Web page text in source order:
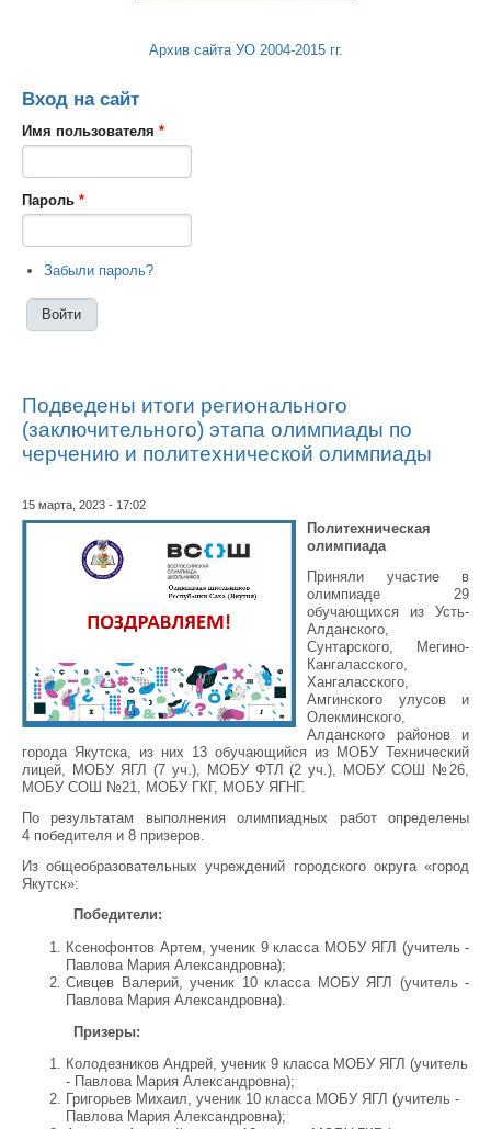
Архив сайта УО 2004-2015 гг.
Вход на сайт
Имя пользователя *
Пароль *
Забыли пароль?
Подведены итоги регионального
(заключительного) этапа олимпиады по
черчению и политехнической олимпиады
15 марта, 2023 - 17:02
Политехническая
олимпиада
Приняли участие в
олимпиаде 29
обучающихся из Усть-
Алданского,
Сунтарского, Мегино-
Кангаласского,
Хангаласского,
Амгинского улусов и
Олекминского,
Алданского районов и
города Якутска, из них 13 обучающийся из МОБУ Технический
лицей, МОБУ ЯГЛ (7 уч.), МОБУ ФТЛ (2 уч.), МОБУ СОШ №26,
МОБУ СОШ №21, МОБУ ГКГ, МОБУ ЯГНГ.
По результатам выполнения олимпиадных работ определены
4 победителя и 8 призеров.
Из общеобразовательных учреждений городского округа «город
Якутск»:
Победители:
Ксенофонтов Артем, ученик 9 класса МОБУ ЯГЛ (учитель -
Павлова Мария Александровна);
Сивцев Валерий, ученик 10 класса МОБУ ЯГЛ (учитель -
Павлова Мария Александровна).
Призеры:
Колодезников Андрей, ученик 9 класса МОБУ ЯГЛ (учитель
- Павлова Мария Александровна);
Григорьев Михаил, ученик 10 класса МОБУ ЯГЛ (учитель -
Павлова Мария Александровна);